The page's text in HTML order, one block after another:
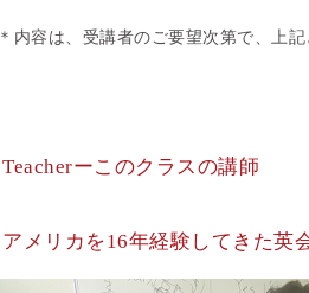
＊内容は、受講者のご要望次第で、上
Teacherーこのクラスの講師
アメリカを16年経験してきた英